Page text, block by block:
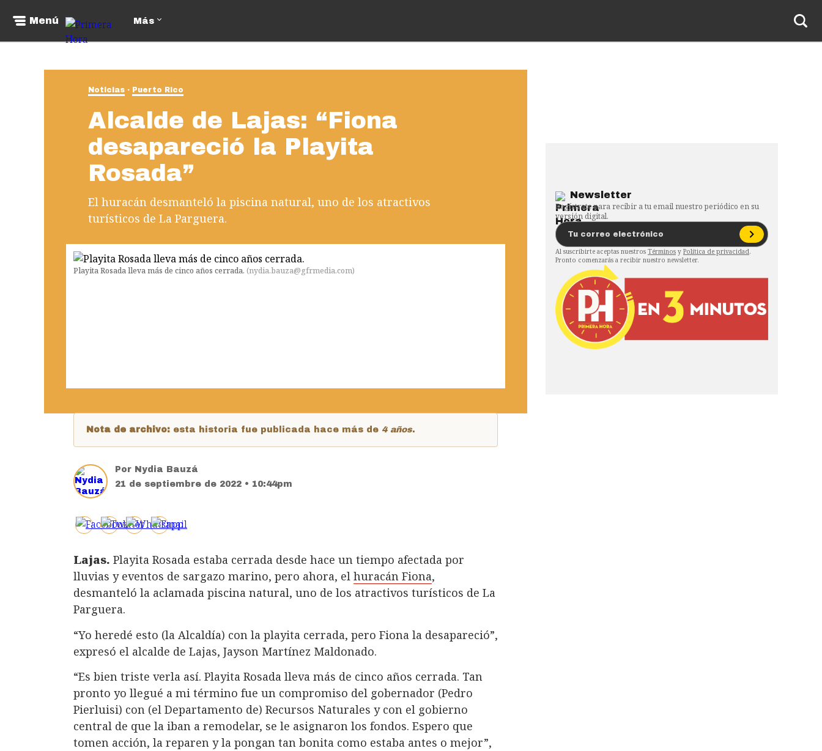
Menú Más
Noticias Puerto Rico
Alcalde de Lajas: “Fiona
desapareció la Playita
Rosada”
El huracán desmanteló la piscina natural, uno de los atractivos
turísticos de La Parguera.
Playita Rosada lleva más de cinco años cerrada. (nydia.bauza@gfrmedia.com)
Nota de archivo: esta historia fue publicada hace más de 4 años.
Por Nydia Bauzá
21 de septiembre de 2022 • 10:44pm
Lajas. Playita Rosada estaba cerrada desde hace un tiempo afectada por
lluvias y eventos de sargazo marino, pero ahora, el huracán Fiona,
desmanteló la aclamada piscina natural, uno de los atractivos turísticos de La
Parguera.
“Yo heredé esto (la Alcaldía) con la playita cerrada, pero Fiona la desapareció”,
expresó el alcalde de Lajas, Jayson Martínez Maldonado.
“Es bien triste verla así. Playita Rosada lleva más de cinco años cerrada. Tan
pronto yo llegué a mi término fue un compromiso del gobernador (Pedro
Pierluisi) con (el Departamento de) Recursos Naturales y con el gobierno
central de que la iban a remodelar, se le asignaron los fondos. Espero que
tomen acción, la reparen y la pongan tan bonita como estaba antes o mejor”,
Newsletter
Regístrate para recibir a tu email nuestro periódico en su
versión digital.
Al suscribirte aceptas nuestros Términos y Política de privacidad.
Pronto comenzarás a recibir nuestro newsletter.